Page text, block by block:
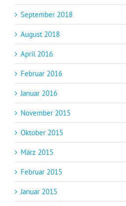
September 2018
August 2018
April 2016
Februar 2016
Januar 2016
November 2015
Oktober 2015
März 2015
Februar 2015
Januar 2015